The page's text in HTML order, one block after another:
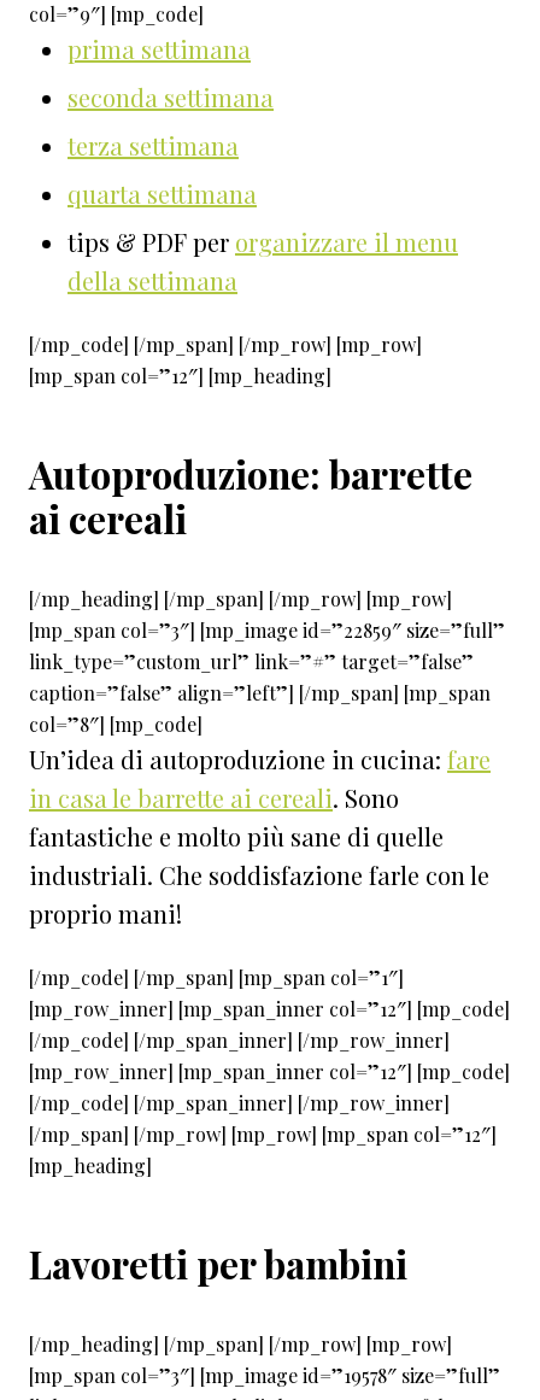
col=”9″] [mp_code]
prima settimana
seconda settimana
terza settimana
quarta settimana
tips & PDF per organizzare il menu
della settimana
[/mp_code] [/mp_span] [/mp_row] [mp_row]
[mp_span col=”12″] [mp_heading]
Autoproduzione: barrette
ai cereali
[/mp_heading] [/mp_span] [/mp_row] [mp_row]
[mp_span col=”3″] [mp_image id=”22859″ size=”full”
link_type=”custom_url” link=”#” target=”false”
caption=”false” align=”left”] [/mp_span] [mp_span
col=”8″] [mp_code]
Un’idea di autoproduzione in cucina: fare
in casa le barrette ai cereali. Sono
fantastiche e molto più sane di quelle
industriali. Che soddisfazione farle con le
proprio mani!
[/mp_code] [/mp_span] [mp_span col=”1″]
[mp_row_inner] [mp_span_inner col=”12″] [mp_code]
[/mp_code] [/mp_span_inner] [/mp_row_inner]
[mp_row_inner] [mp_span_inner col=”12″] [mp_code]
[/mp_code] [/mp_span_inner] [/mp_row_inner]
[/mp_span] [/mp_row] [mp_row] [mp_span col=”12″]
[mp_heading]
Lavoretti per bambini
[/mp_heading] [/mp_span] [/mp_row] [mp_row]
[mp_span col=”3″] [mp_image id=”19578″ size=”full”